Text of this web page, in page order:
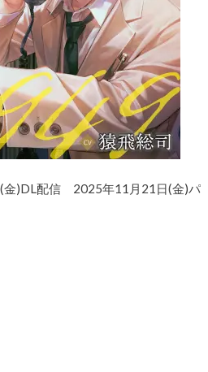
(金)DL配信 2025年11月21日(金)パ